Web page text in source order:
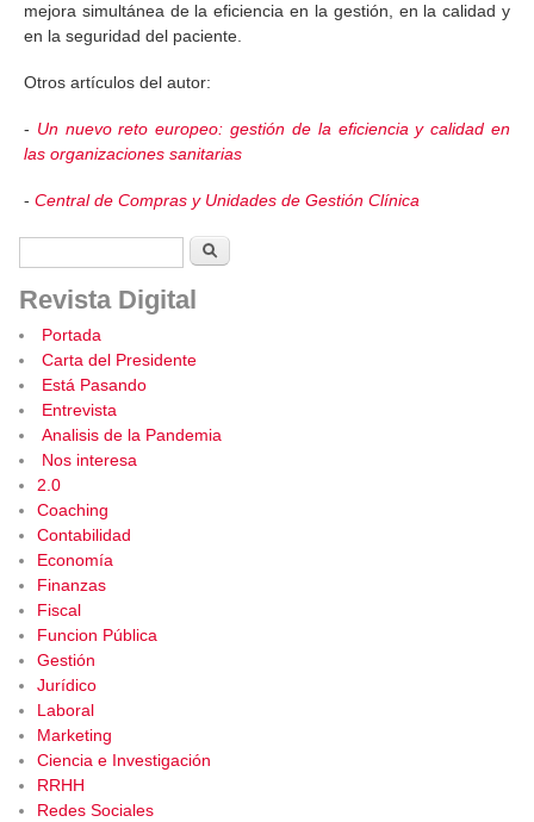
mejora simultánea de la eficiencia en la gestión, en la calidad y
en la seguridad del paciente.
Otros artículos del autor:
- Un nuevo reto europeo: gestión de la eficiencia y calidad en
las organizaciones sanitarias
- Central de Compras y Unidades de Gestión Clínica
Formulario de búsqueda
Revista Digital
Portada
Carta del Presidente
Está Pasando
Entrevista
Analisis de la Pandemia
Nos interesa
2.0
Coaching
Contabilidad
Economía
Finanzas
Fiscal
Funcion Pública
Gestión
Jurídico
Laboral
Marketing
Ciencia e Investigación
RRHH
Redes Sociales